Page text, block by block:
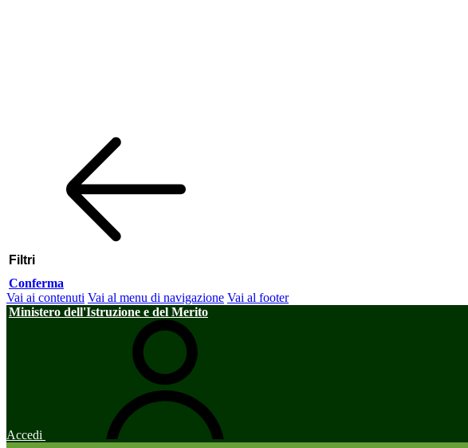
Filtri
Conferma
Vai ai contenuti Vai al menu di navigazione Vai al footer
Ministero dell'Istruzione e del Merito
Accedi